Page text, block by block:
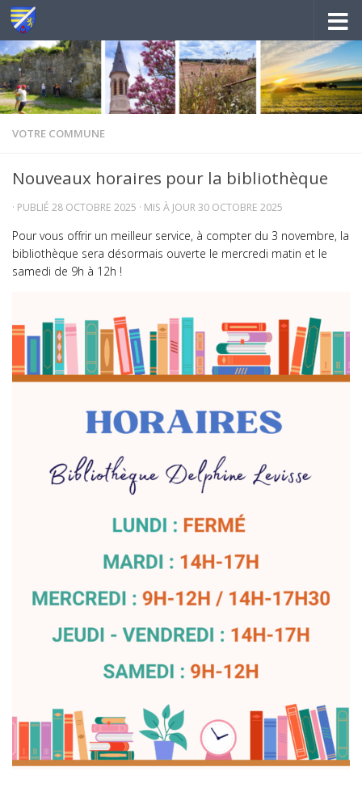
Au dessous du contenu
VOTRE COMMUNE
Nouveaux horaires pour la bibliothèque
· PUBLIÉ 28 OCTOBRE 2025 · MIS À JOUR30 OCTOBRE 2025
Pour vous offrir un meilleur service, à compter du 3 novembre, la
bibliothèque sera désormais ouverte le mercredi matin et le
samedi de 9h à 12h !